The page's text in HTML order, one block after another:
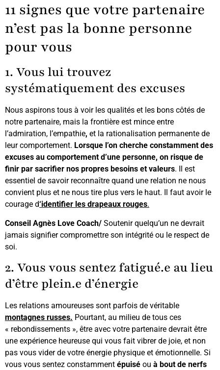
11 signes que votre partenaire
n’est pas la bonne personne
pour vous
1. Vous lui trouvez
systématiquement des excuses
Nous aspirons tous à voir les qualités et les bons côtés de
notre partenaire, mais la frontière est mince entre
l’admiration, l’empathie, et la rationalisation permanente de
leur comportement. Lorsque l’on cherche constamment des
excuses au comportement d’une personne, on risque de
finir par sacrifier nos propres besoins et valeurs. Il est
essentiel de savoir reconnaître quand une relation ne nous
convient plus et ne nous tire plus vers le haut. Il faut avoir le
courage d‘identifier les drapeaux rouges.
Conseil Agnès Love Coach/ Soutenir quelqu’un ne devrait
jamais signifier compromettre son intégrité ou le respect de
soi.
2. Vous vous sentez fatigué.e au lieu
d’être plein.e d’énergie
Les relations amoureuses sont parfois de véritable
montagnes russes. Pourtant, au milieu de tous ces
« rebondissements », être avec votre partenaire devrait être
une expérience heureuse qui vous fait vibrer de joie, et non
pas vous vider de votre énergie physique et émotionnelle. Si
vous vous sentez constamment épuisé ou à bout de nerfs